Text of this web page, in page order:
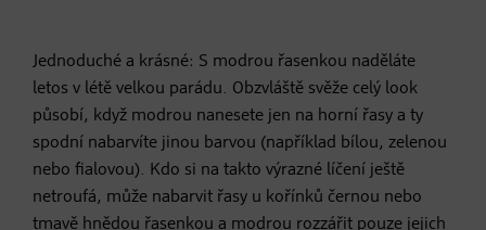
Jednoduché a krásné: S modrou řasenkou naděláte
letos v létě velkou parádu. Obzvláště svěže celý look
působí, když modrou nanesete jen na horní řasy a ty
spodní nabarvíte jinou barvou (například bílou, zelenou
nebo fialovou). Kdo si na takto výrazné líčení ještě
netroufá, může nabarvit řasy u kořínků černou nebo
tmavě hnědou řasenkou a modrou rozzářit pouze jejich